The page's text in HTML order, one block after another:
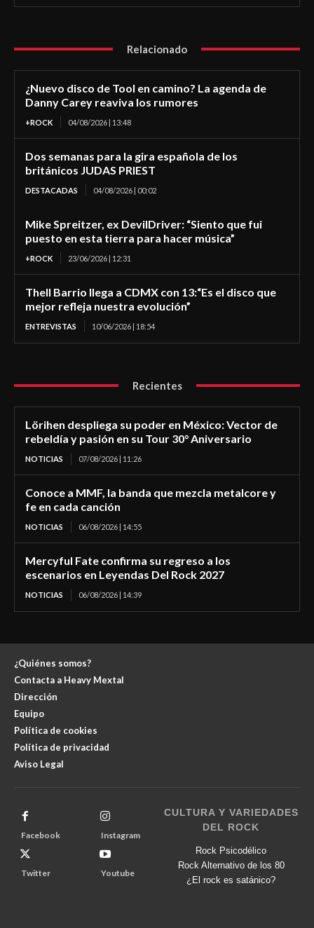
Relacionado
¿Nuevo disco de Tool en camino? La agenda de
Danny Carey reaviva los rumores
+ROCK 04/08/2026 | 13:48
Dos semanas para la gira española de los
británicos JUDAS PRIEST
DESTACADAS 04/08/2026 | 00:02
Mike Spreitzer, ex DevilDriver: “Siento que fui
puesto en esta tierra para hacer música”
+ROCK 23/06/2026 | 12:31
Thell Barrio llega a CDMX con 13:“Es el disco que
mejor refleja nuestra evolución”
ENTREVISTAS 10/06/2026 | 18:54
Recientes
Lörihen despliega su poder en México: Vector de
rebeldía y pasión en su Tour 30° Aniversario
NOTICIAS 07/08/2026 | 11:26
Conoce a MMF, la banda que mezcla metalcore y
fe en cada canción
NOTICIAS 06/08/2026 | 14:55
Mercyful Fate confirma su regreso a los
escenarios en Leyendas Del Rock 2027
NOTICIAS 06/08/2026 | 14:39
¿Quiénes somos?
Contacta a Heavy Mextal
Dirección
Equipo
Política de cookies
Política de privacidad
Aviso Legal
Facebook Instagram
Twitter Youtube
CULTURA Y VARIEDADES
DEL ROCK
Rock Psicodélico
Rock Alternativo de los 80
¿El rock es satánico?